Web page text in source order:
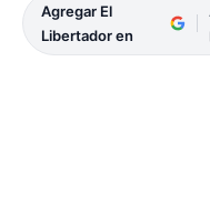
Agregar El
Libertador en